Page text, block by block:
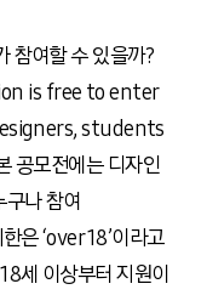
참여할 수 있을까?
is free to enter
students
모전에는 디자인
구나 참여
은 ‘over 18’이라고
세 이상부터 지원이